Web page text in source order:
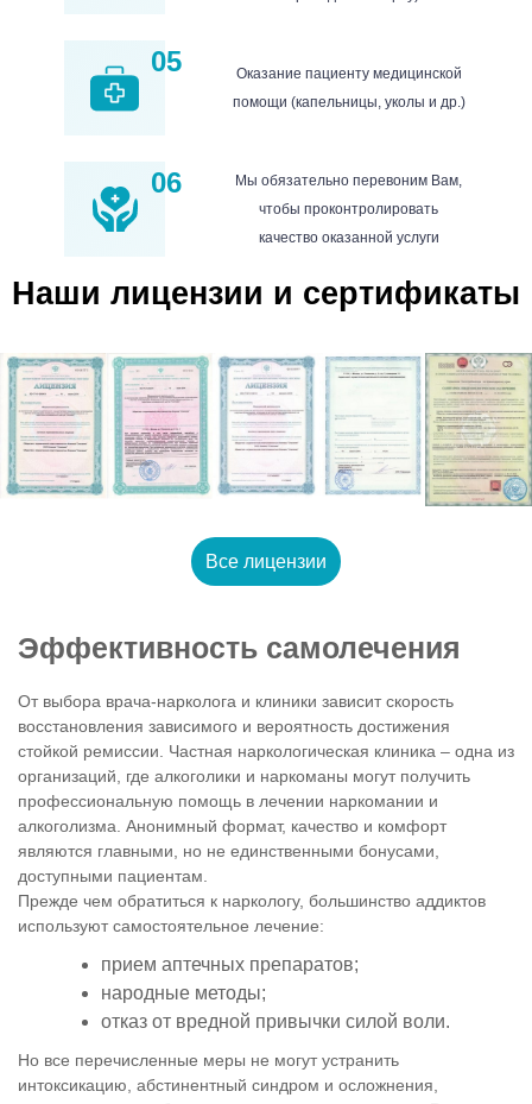
05
Оказание пациенту медицинской
помощи (капельницы, уколы и др.)
06
Мы обязательно перевоним Вам,
чтобы проконтролировать
качество оказанной услуги
Наши лицензии и сертификаты
Все лицензии
Эффективность самолечения
От выбора врача-нарколога и клиники зависит скорость
восстановления зависимого и вероятность достижения
стойкой ремиссии. Частная наркологическая клиника – одна из
организаций, где алкоголики и наркоманы могут получить
профессиональную помощь в лечении наркомании и
алкоголизма. Анонимный формат, качество и комфорт
являются главными, но не единственными бонусами,
доступными пациентам.
Прежде чем обратиться к наркологу, большинство аддиктов
используют самостоятельное лечение:
прием аптечных препаратов;
народные методы;
отказ от вредной привычки силой воли.
Но все перечисленные меры не могут устранить
интоксикацию, абстинентный синдром и осложнения,